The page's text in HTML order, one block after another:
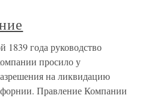
года руководство
просило у
на ликвидацию
Правление Компании